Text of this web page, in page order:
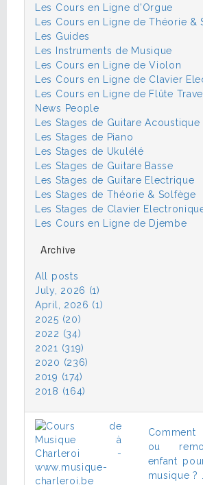
Les Cours en Ligne d'Orgue
Les Cours en Ligne de Théorie &
Les Guides
Les Instruments de Musique
Les Cours en Ligne de Violon
Les Cours en Ligne de Clavier
Les Cours en Ligne de Flûte
News People
Les Stages de Guitare Acoustique
Les Stages de Piano
Les Stages de Ukulélé
Les Stages de Guitare Basse
Les Stages de Guitare Electrique
Les Stages de Théorie & Solfège
Les Stages de Clavier
Les Cours en Ligne de Djembe
Archive
All posts
July, 2026 (1)
April, 2026 (1)
2025 (20)
2022 (34)
2021 (319)
2020 (236)
2019 (174)
2018 (164)
ou
enfant
musique ? ...